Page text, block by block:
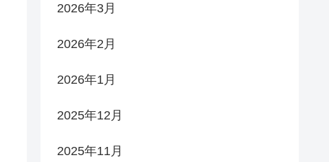
2026年3月
2026年2月
2026年1月
2025年12月
2025年11月